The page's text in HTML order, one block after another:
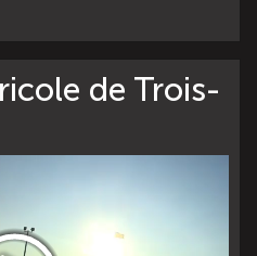
de Trois-